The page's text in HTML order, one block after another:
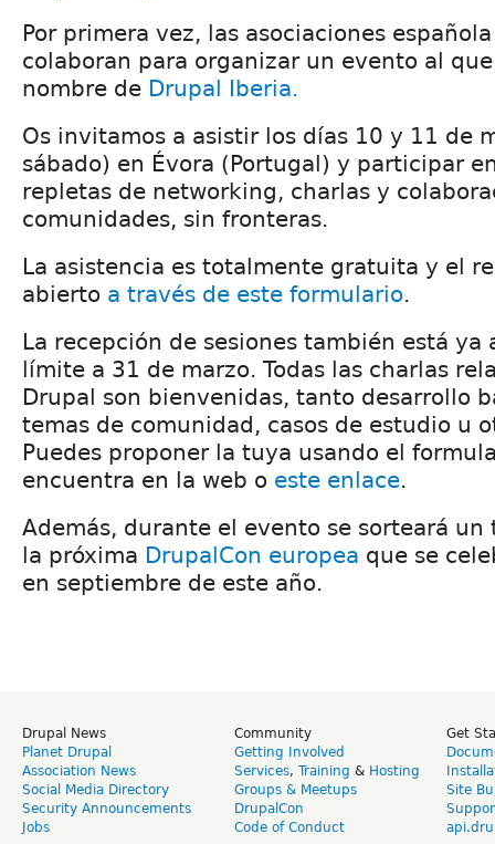
Por primera vez, las asociaciones
colaboran para organizar un evento al
nombre de Drupal Iberia.
Os invitamos a asistir los días 10 y 11 de
sábado) en Évora (Portugal) y participar
repletas de networking, charlas y
comunidades, sin fronteras.
La asistencia es totalmente gratuita y el
abierto a través de este formulario.
La recepción de sesiones también está ya
límite a 31 de marzo. Todas las charlas
Drupal son bienvenidas, tanto desarrollo
temas de comunidad, casos de estudio u
Puedes proponer la tuya usando el
encuentra en la web o este enlace.
Además, durante el evento se sorteará
la próxima DrupalCon europea que se
en septiembre de este año.
Drupal News
Planet Drupal
Association News
Social Media Directory
Security Announcements
Jobs
Community
Getting Involved
Services, Training & Hosting
Groups & Meetups
DrupalCon
Code of Conduct
Get
Site